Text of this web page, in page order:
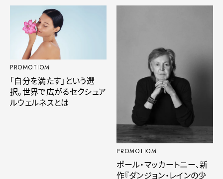
PROMOTIOM
「自分を満たす」という選
択。世界で広がるセクシュア
ルウェルネスとは
PROMOTIOM
ポール・マッカートニー、新
作『ダンジョン・レインの少